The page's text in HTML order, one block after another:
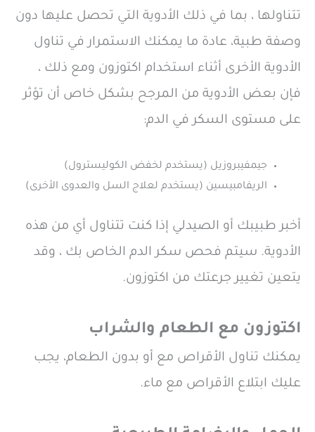
تتناولها ، بما في ذلك الأدوية التي تحصل عليها دون
وصفة طبية، عادة ما يمكنك الاستمرار في تناول
الأدوية الأخرى أثناء استخدام اكتوزون ومع ذلك ،
فإن بعض الأدوية من المرجح بشكل خاص أن تؤثر
على مستوى السكر في الدم:
جيمفيبروزيل (يستخدم لخفض الكوليسترول)
الريفامبيسين (يستخدم لعلاج السل والعدوى الأخرى)
أخبر طبيبك أو الصيدلي إذا كنت تتناول أي من هذه
الأدوية. سيتم فحص سكر الدم الخاص بك ، وقد
يتعين تغيير جرعتك من اكتوزون.
اكتوزون مع الطعام والشراب
يمكنك تناول الأقراص مع أو بدون الطعام، يجب
عليك ابتلاع الأقراص مع ماء.